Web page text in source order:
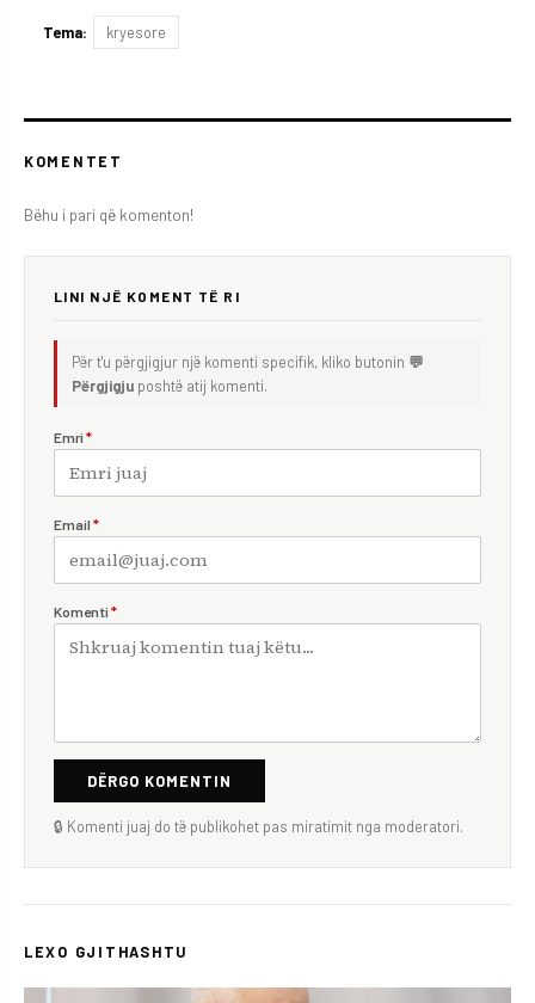
Tema: kryesore
KOMENTET
Bëhu i pari që komenton!
LINI NJË KOMENT TË RI
Për t'u përgjigjur një komenti specifik, kliko butonin 💬
Përgjigju poshtë atij komenti.
Emri *
Email *
Komenti *
DËRGO KOMENTIN
🔒 Komenti juaj do të publikohet pas miratimit nga moderatori.
LEXO GJITHASHTU